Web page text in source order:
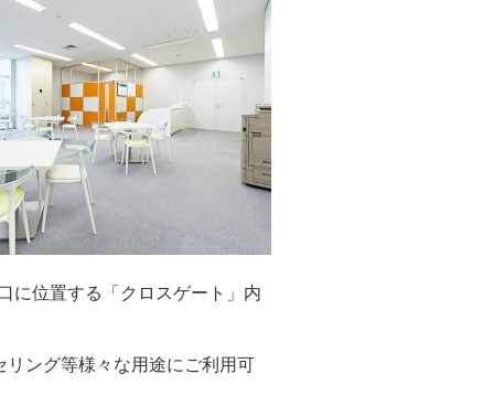
に位置する「クロスゲート」内
ング等様々な用途にご利用可